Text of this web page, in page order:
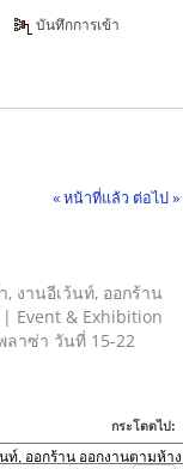
บันทึกการเข้า
« หน้าที่แล้ว ต่อไป »
งานอีเว้นท์, ออกร้าน
Event & Exhibition
ลาซ่า วันที่ 15-22
กระโดดไป: